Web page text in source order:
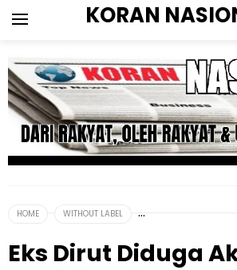
KORAN
HOME WITHOUT LABEL
Eks Dirut Diduga